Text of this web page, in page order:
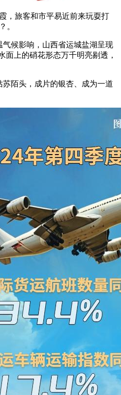
旅客和市平易近前来玩耍打
。
候影响，山西省运城盐湖呈现
面上的硝花形态万千明亮剔透，
陌头，成片的银杏、成为一道